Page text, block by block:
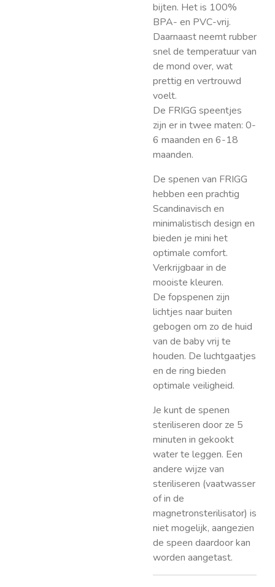
bijten. Het is 100%
BPA- en PVC-vrij.
Daarnaast neemt rubber
snel de temperatuur van
de mond over, wat
prettig en vertrouwd
voelt.
De FRIGG speentjes
zijn er in twee maten: 0-
6 maanden en 6-18
maanden.
De spenen van FRIGG
hebben een prachtig
Scandinavisch en
minimalistisch design en
bieden je mini het
optimale comfort.
Verkrijgbaar in de
mooiste kleuren.
De fopspenen zijn
lichtjes naar buiten
gebogen om zo de huid
van de baby vrij te
houden. De luchtgaatjes
en de ring bieden
optimale veiligheid.
Je kunt de spenen
steriliseren door ze 5
minuten in gekookt
water te leggen. Een
andere wijze van
steriliseren (vaatwasser
of in de
magnetronsterilisator) is
niet mogelijk, aangezien
de speen daardoor kan
worden aangetast.